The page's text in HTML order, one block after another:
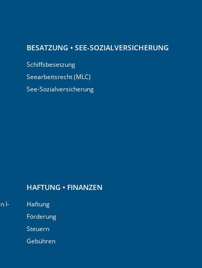
BESATZUNG • SEE-SOZIALVERSICHERUNG
Schiffsbesetzung
Seearbeitsrecht (MLC)
See-Sozialversicherung
I-
HAFTUNG • FINANZEN
Haftung
Förderung
Steuern
Gebühren